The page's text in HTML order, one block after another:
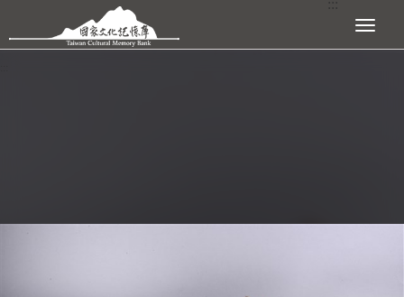
跳到主要內容區塊 展開選單